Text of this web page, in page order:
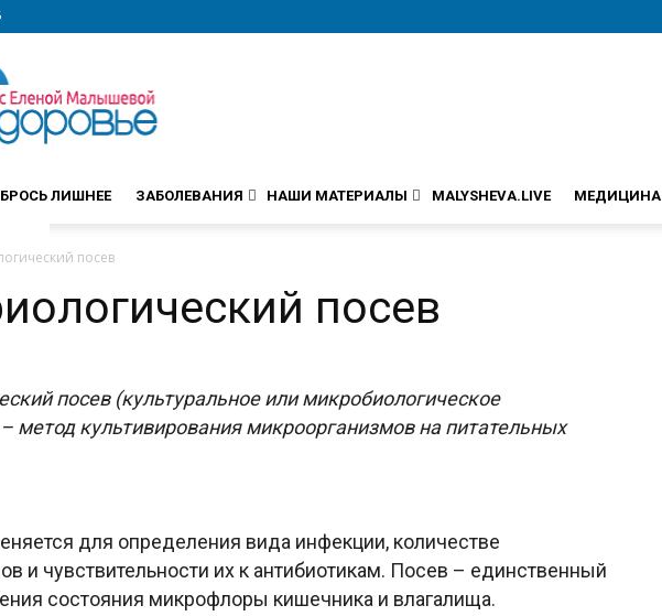
ЛИШНЕЕ ЗАБОЛЕВАНИЯ НАШИ МАТЕРИАЛЫ MALYSHEVA.LIVE МЕДИЦИНА
посев
посев
посев (культуральное или микробиологическое
метод культивирования микроорганизмов на питательных
для определения вида инфекции, количестве
и чувствительности их к антибиотикам. Посев – единственный
состояния микрофлоры кишечника и влагалища.